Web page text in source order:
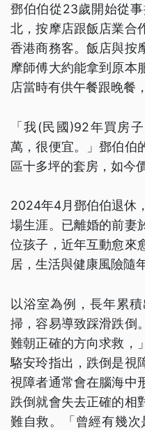
鄧伯伯從23歲開始從
北，按摩店跟飯店業合
香港商務客。飯店與按
摩師傅大約能拿到原本
店當時有供午餐跟晚餐
「我(民國)92年買房
萬，很便宜。」鄧伯伯
區十多坪的套房，如今
2024年4月鄧伯伯退休
場生涯。已離婚的前妻
位孩子，近年互動愈來
居，生活與健康風險隨
以浴室為例，長年累
掃，容易導致踩滑跌倒
難朝正確的方向求救，
駱安玲指出，跌倒是視
視障者通常會在腦海中
跌倒就會失去正確的相
難自救。「曾經有幾